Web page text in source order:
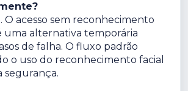
O acesso sem reconhecimento
uma alternativa temporária
de falha. O fluxo padrão
o uso do reconhecimento facial
segurança.